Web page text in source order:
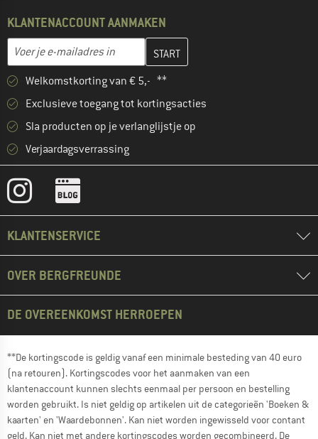
KLANTENACCOUNT AANMAKEN
E-mailadres
Vul je e-mailadres hier in en maak in de volgende stap je
Welkomstkorting van € 5,- **
Exclusieve toegang tot kortingsacties
Sla producten op je verlanglijstje op
Verjaardagsverrassing
KLANTENSERVICE
OVER BERGFREUNDE
DE OVEREENKOMST HERROEPEN
**De kortingscode is geldig vanaf een minimale besteding van 40 euro
(na retouren). Kortingscodes voor het aanmaken van een
klantenaccount kunnen slechts eenmaal per persoon en bestelling
worden gebruikt. Is niet geldig op artikelen uit de categorieën 'Boeken &
kaarten' en 'Waardebonnen'. Kan niet worden ingewisseld voor contant
geld. Kan niet met andere kortingscodes worden gecombineerd. De